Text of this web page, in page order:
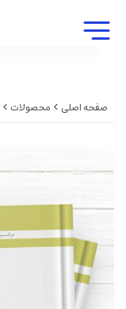
صفحه اصلی محصولات